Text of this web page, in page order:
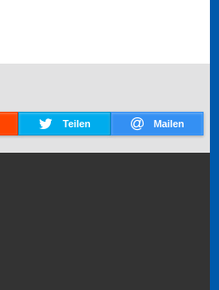
Teilen Mailen